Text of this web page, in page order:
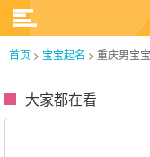
首页 > 宝宝起名 > 重庆男宝
大家都在看